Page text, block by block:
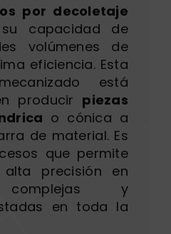
por decoletaje
capacidad de
volúmenes de
eficiencia. Esta
está
producir piezas
o cónica a
de material. Es
que permite
precisión en
complejas y
en toda la